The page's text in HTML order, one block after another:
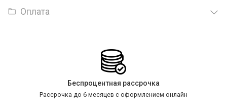
Оплата
Беспроцентная рассрочка
Рассрочка до 6 месяцев с оформлением онлайн